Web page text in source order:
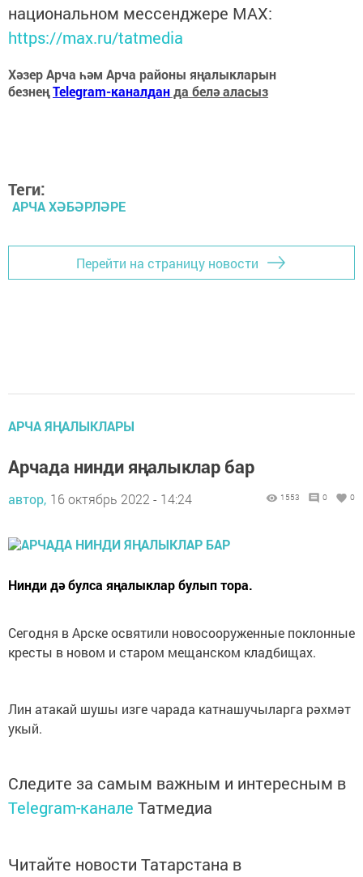
национальном мессенджере MАХ:
https://max.ru/tatmedia
Хәзер Арча һәм Арча районы яңалыкларын
безнеңTelegram-каналданда белә аласыз
Теги:
АРЧА ХӘБӘРЛӘРЕ
Перейти на страницу новости
АРЧА ЯҢАЛЫКЛАРЫ
Арчада нинди яңалыклар бар
автор, 16 октябрь 2022 - 14:24 1553 0 0
Нинди дә булса яңалыклар булып тора.
Сегодня в Арске освятили новосооруженные поклонные
кресты в новом и старом мещанском кладбищах.
Лин атакай шушы изге чарада катнашучыларга рәхмәт
укый.
Следите за самым важным и интересным в
Telegram-канале Татмедиа
Читайте новости Татарстана в